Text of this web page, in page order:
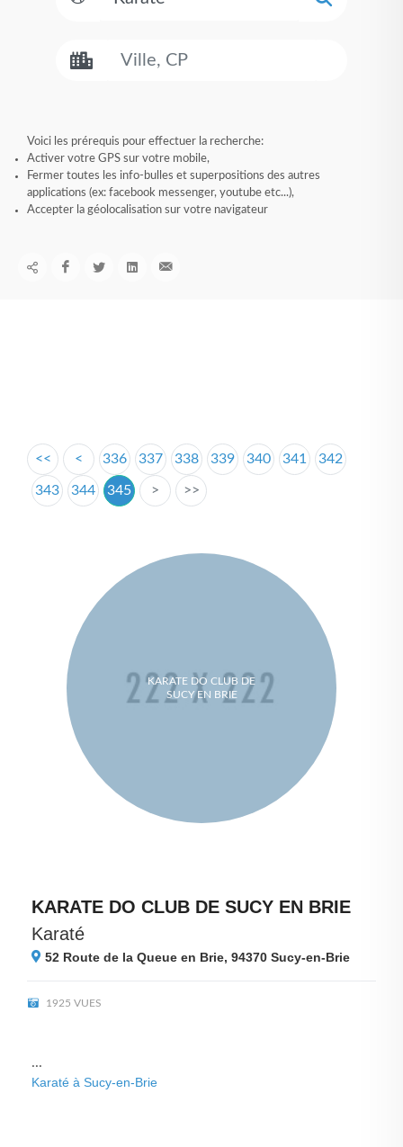
Voici les prérequis pour effectuer la recherche:
Activer votre GPS sur votre mobile,
Fermer toutes les info-bulles et superpositions des autres
applications (ex: facebook messenger, youtube etc...),
Accepter la géolocalisation sur votre navigateur
<< < 336 337 338 339 340 341 342
343 344 345 > >>
KARATE DO CLUB DE
SUCY EN BRIE
KARATE DO CLUB DE SUCY EN BRIE
Karaté
52 Route de la Queue en Brie, 94370 Sucy-en-Brie
1925 VUES
...
Karaté à Sucy-en-Brie